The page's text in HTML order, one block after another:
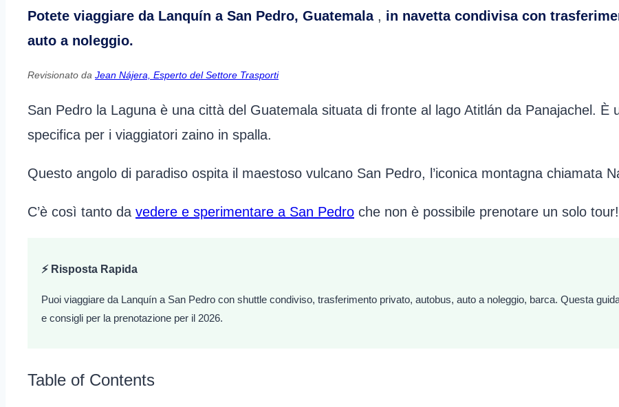
Potete viaggiare da Lanquín a San Pedro, Guatemala , in navetta condivisa con
auto a noleggio.
Revisionato da Jean Nájera, Esperto del Settore Trasporti
San Pedro la Laguna è una città del Guatemala situata di fronte al lago Atitlán da Panajachel. È
specifica per i viaggiatori zaino in spalla.
Questo angolo di paradiso ospita il maestoso vulcano San Pedro, l’iconica montagna chiamata
C’è così tanto da vedere e sperimentare a San Pedro che non è possibile prenotare un solo tour!
⚡ Risposta Rapida
Puoi viaggiare da Lanquín a San Pedro con shuttle condiviso, trasferimento privato, autobus, auto a noleggio, barca. Questa
e consigli per la prenotazione per il 2026.
Table of Contents